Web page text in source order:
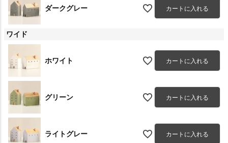
ダークグレー カートに入れる
ワイド
ホワイト カートに入れる
グリーン カートに入れる
ライトグレー カートに入れる